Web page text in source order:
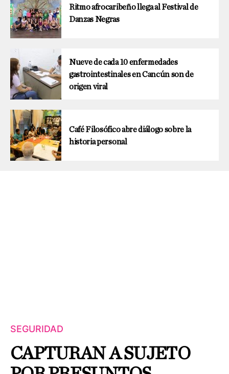
Ritmo afrocaribeño llega al Festival de
Danzas Negras
Nueve de cada 10 enfermedades
gastrointestinales en Cancún son de
origen viral
Café Filosófico abre diálogo sobre la
historia personal
SEGURIDAD
CAPTURAN A SUJETO